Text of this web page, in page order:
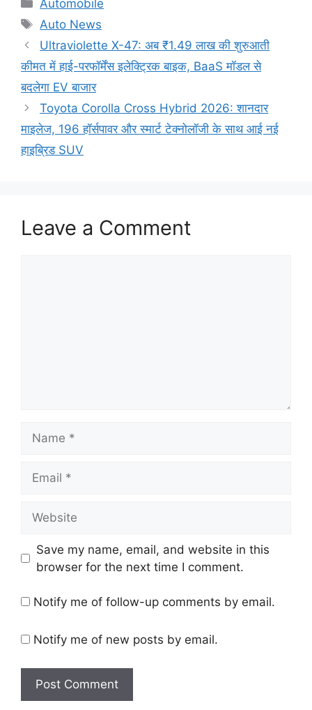
Automobile
Tags
Auto News
Ultraviolette X-47: अब ₹1.49 लाख की शुरुआती
कीमत में हाई-परफॉर्मेंस इलेक्ट्रिक बाइक, BaaS मॉडल से
बदलेगा EV बाजार
Toyota Corolla Cross Hybrid 2026: शानदार
माइलेज, 196 हॉर्सपावर और स्मार्ट टेक्नोलॉजी के साथ आई नई
हाइब्रिड SUV
Leave a Comment
Save my name, email, and website in this
browser for the next time I comment.
Notify me of follow-up comments by email.
Notify me of new posts by email.